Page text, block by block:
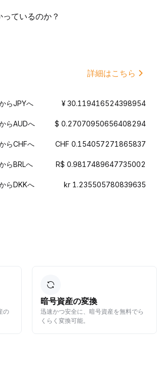
ているのか？
詳細はこちら
らJPYへ ¥ 30.119416524398954
らAUDへ $ 0.27070950656408294
らCHFへ CHF 0.154057271865837
らBRLへ R$ 0.9817489647735002
らDKKへ kr 1.235505780839635
の
暗号資産の変換
迅速かつ安全に、暗号資産を無料でら
くらく変換可能。